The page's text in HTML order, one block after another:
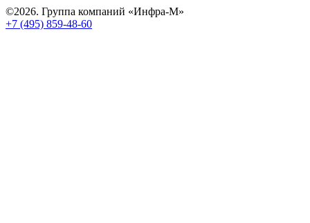
©2026. Группа компаний «Инфра-М»
+7 (495) 859-48-60